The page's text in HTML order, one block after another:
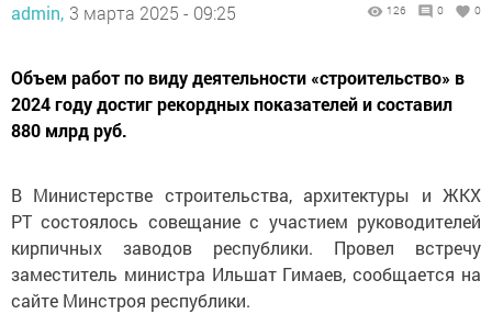
admin, 3 марта 2025 - 09:25 126 0 0
Объем работ по виду деятельности «строительство» в
2024 году достиг рекордных показателей и составил
880 млрд руб.
В Министерстве строительства, архитектуры и ЖКХ
РТ состоялось совещание с участием руководителей
кирпичных заводов республики. Провел встречу
заместитель министра Ильшат Гимаев, сообщается на
сайте Минстроя республики.